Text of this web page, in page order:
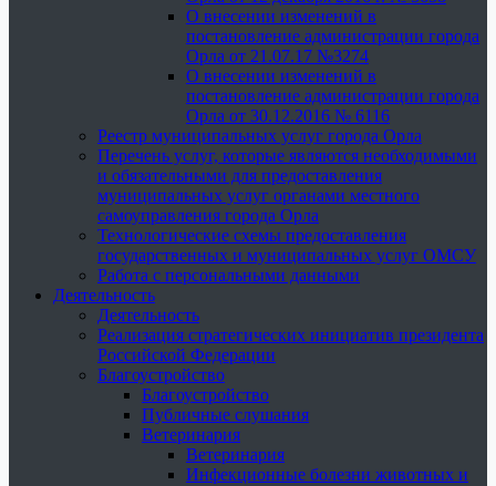
О внесении изменений в
постановление администрации города
Орла от 21.07.17 №3274
О внесении изменений в
постановление администрации города
Орла от 30.12.2016 № 6116
Реестр муниципальных услуг города Орла
Перечень услуг, которые являются необходимыми
и обязательными для предоставления
муниципальных услуг органами местного
самоуправления города Орла
Технологические схемы предоставления
государственных и муниципальных услуг ОМСУ
Работа с персональными данными
Деятельность
Деятельность
Реализация стратегических инициатив президента
Российской Федерации
Благоустройство
Благоустройство
Публичные слушания
Ветеринария
Ветеринария
Инфекционные болезни животных и